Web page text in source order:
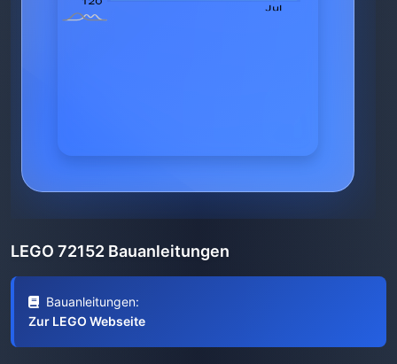
LEGO 72152 Bauanleitungen
Bauanleitungen:
Zur LEGO Webseite